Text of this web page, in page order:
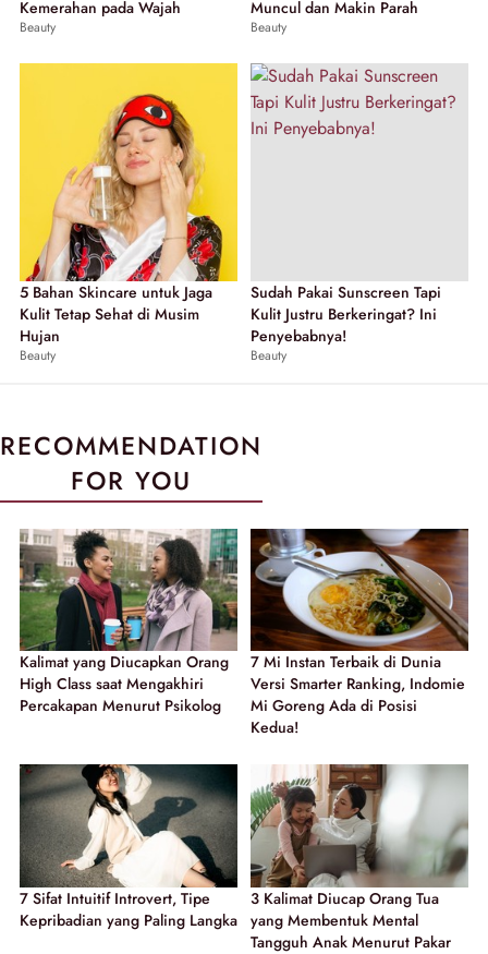
Kemerahan pada Wajah
Beauty
Muncul dan Makin Parah
Beauty
5 Bahan Skincare untuk Jaga
Kulit Tetap Sehat di Musim
Hujan
Beauty
Sudah Pakai Sunscreen Tapi
Kulit Justru Berkeringat? Ini
Penyebabnya!
Beauty
RECOMMENDATION
FOR YOU
Kalimat yang Diucapkan Orang
High Class saat Mengakhiri
Percakapan Menurut Psikolog
7 Mi Instan Terbaik di Dunia
Versi Smarter Ranking, Indomie
Mi Goreng Ada di Posisi
Kedua!
7 Sifat Intuitif Introvert, Tipe
Kepribadian yang Paling Langka
3 Kalimat Diucap Orang Tua
yang Membentuk Mental
Tangguh Anak Menurut Pakar